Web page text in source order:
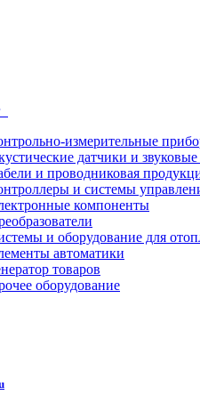
измерительные
датчики и
и проводниковая
и системы
компоненты
и оборудование для
автоматики
товаров
оборудование